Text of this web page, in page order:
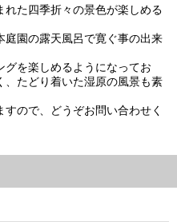
れた四季折々の景色が楽しめる
庭園の露天風呂で寛ぐ事の出来
グを楽しめるようになってお
、たどり着いた湿原の風景も素
ので、どうぞお問い合わせく